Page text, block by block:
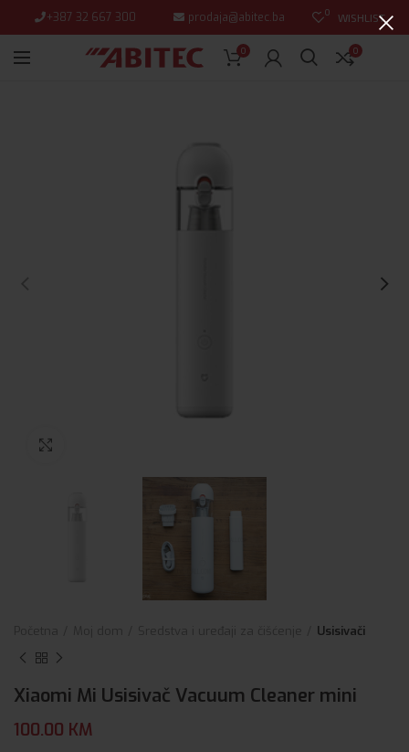
+387 32 667 300 prodaja@abitec.ba 0 WISHLIST
0 0
Usisivači
Xiaomi Mi Usisivač Vacuum Cleaner mini
100.00 KM